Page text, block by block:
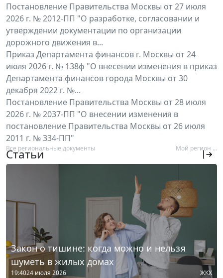
Постановление Правительства Москвы от 27 июля
2026 г. № 2012-ПП "О разработке, согласовании и
утверждении документации по организации
дорожного движения в...
Приказ Департамента финансов г. Москвы от 24
июля 2026 г. № 138ф "О внесении изменения в приказ
Департамента финансов города Москвы от 30
декабря 2022 г. №...
Постановление Правительства Москвы от 28 июля
2026 г. № 2037-ПП "О внесении изменения в
постановление Правительства Москвы от 26 июля
2011 г. № 334-ПП"
Все региональные документы Мой регион ...
Статьи
Закон о тишине: когда можно и нельзя
шуметь в жилых домах
19:4024 июля 2026 ЖКХ